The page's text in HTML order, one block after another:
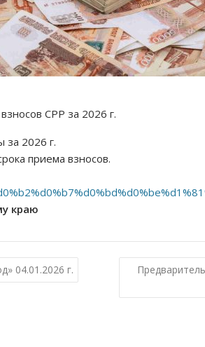
СРР за 2026 г.
за 2026 г.
приема взносов.
краю
04.01.2026 г.